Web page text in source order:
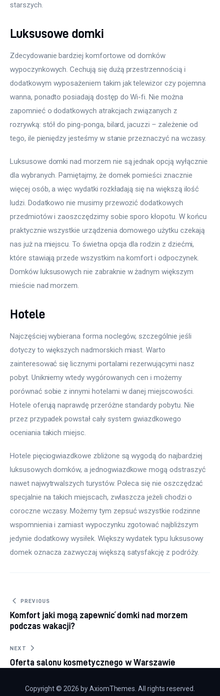
starszych.
Luksusowe domki
Zdecydowanie bardziej komfortowe od domków
wypoczynkowych. Cechują się dużą przestrzennością i
dodatkowym wyposażeniem takim jak telewizor czy pojemna
wanna, ponadto posiadają dostęp do Wi-fi. Nie można
zapomnieć o dodatkowych atrakcjach związanych z
rozrywką: stół do ping-ponga, bilard, jacuzzi – zależenie od
tego, ile pieniędzy jesteśmy w stanie przeznaczyć na wczasy.
Luksusowe domki nad morzem nie są jednak opcją wyłącznie
dla wybranych. Pamiętajmy, że domek pomieści znacznie
więcej osób, a więc wydatki rozkładają się na większą ilość
ludzi. Dodatkowo nie musimy przewozić dodatkowych
przedmiotów i zaoszczędzimy sobie sporo kłopotu. W końcu
praktycznie wszystkie urządzenia domowego użytku czekają
nas już na miejscu. To świetna opcja dla rodzin z dziećmi,
które stawiają przede wszystkim na komfort i odpoczynek.
Domków luksusowych nie zabraknie w żadnym większym
mieście nad morzem.
Hotele
Najczęściej wybierana forma noclegów, szczególnie jeśli
dotyczy to większych nadmorskich miast. Warto
zainteresować się licznymi portalami rezerwującymi nasz
pobyt. Unikniemy wtedy wygórowanych cen i możemy
porównać sobie z innymi hotelami w danej miejscowości.
Hotele oferują naprawdę przeróżne standardy pobytu. Nie
przez przypadek powstał cały system gwiazdkowego
oceniania takich miejsc.
Hotele pięciogwiazdkowe zbliżone są wygodą do najbardziej
luksusowych domków, a jednogwiazdkowe mogą odstraszyć
nawet najwytrwalszych turystów. Poleca się nie oszczędzać
specjalnie na takich miejscach, zwłaszcza jeżeli chodzi o
coroczne wczasy. Możemy tym zepsuć wszystkie rodzinne
wspomnienia i zamiast wypoczynku zgotować najbliższym
jedynie dodatkowy wysiłek. Większy wydatek typu luksusowy
domek oznacza zazwyczaj większą satysfakcję z podróży.
Nawigacja
wpisu
PREVIOUS
Komfort jaki mogą zapewnić domki nad morzem
podczas wakacji?
NEXT
Oferta salonu kosmetycznego w Warszawie
Copyright © 2026 by AxiomThemes. All rights reserved.